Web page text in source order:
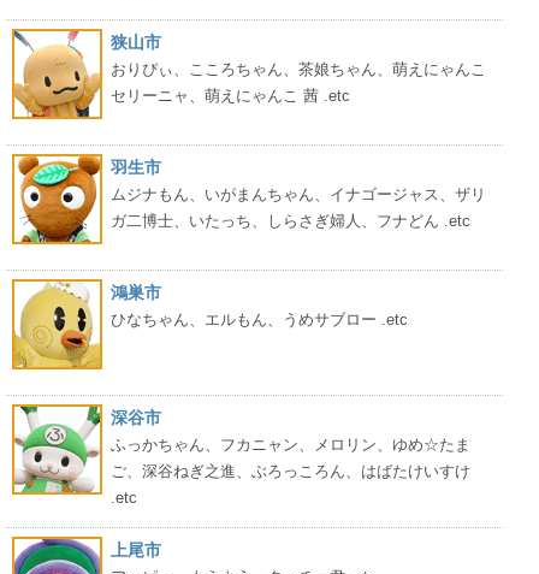
狭山市
おりぴぃ、こころちゃん、茶娘ちゃん、萌えにゃんこ
セリーニャ、萌えにゃんこ 茜 .etc
羽生市
ムジナもん、いがまんちゃん、イナゴージャス、ザリ
ガ二博士、いたっち、しらさぎ婦人、フナどん .etc
鴻巣市
ひなちゃん、エルもん、うめサブロー .etc
深谷市
ふっかちゃん、フカニャン、メロリン、ゆめ☆たま
ご、深谷ねぎ之進、ぶろっころん、はばたけいすけ
.etc
上尾市